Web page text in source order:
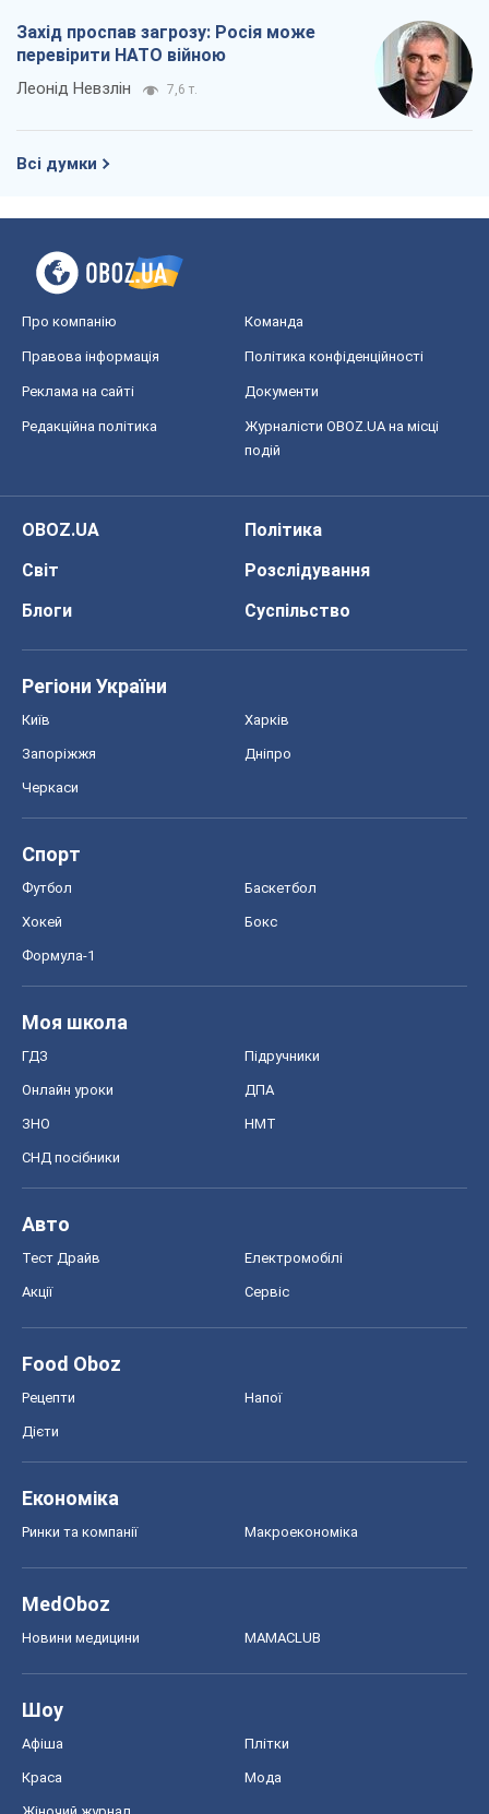
Захід проспав загрозу: Росія може
перевірити НАТО війною
Леонід Невзлін 7,6 т.
Всі думки
Про компанію Команда
Правова інформація Політика конфіденційності
Реклама на сайті Документи
Редакційна політика
Журналісти OBOZ.UA на місці
подій
OBOZ.UA
Політика
Світ
Розслідування
Блоги
Суспільство
Регіони України
Київ Харків
Запоріжжя Дніпро
Черкаси
Спорт
Футбол Баскетбол
Хокей Бокс
Формула-1
Моя школа
ГДЗ Підручники
Онлайн уроки ДПА
ЗНО НМТ
СНД посібники
Авто
Тест Драйв Електромобілі
Акції Сервіс
Food Oboz
Рецепти Напої
Дієти
Економіка
Ринки та компанії Макроекономіка
MedOboz
Новини медицини MAMACLUB
Шоу
Афіша Плітки
Краса Мода